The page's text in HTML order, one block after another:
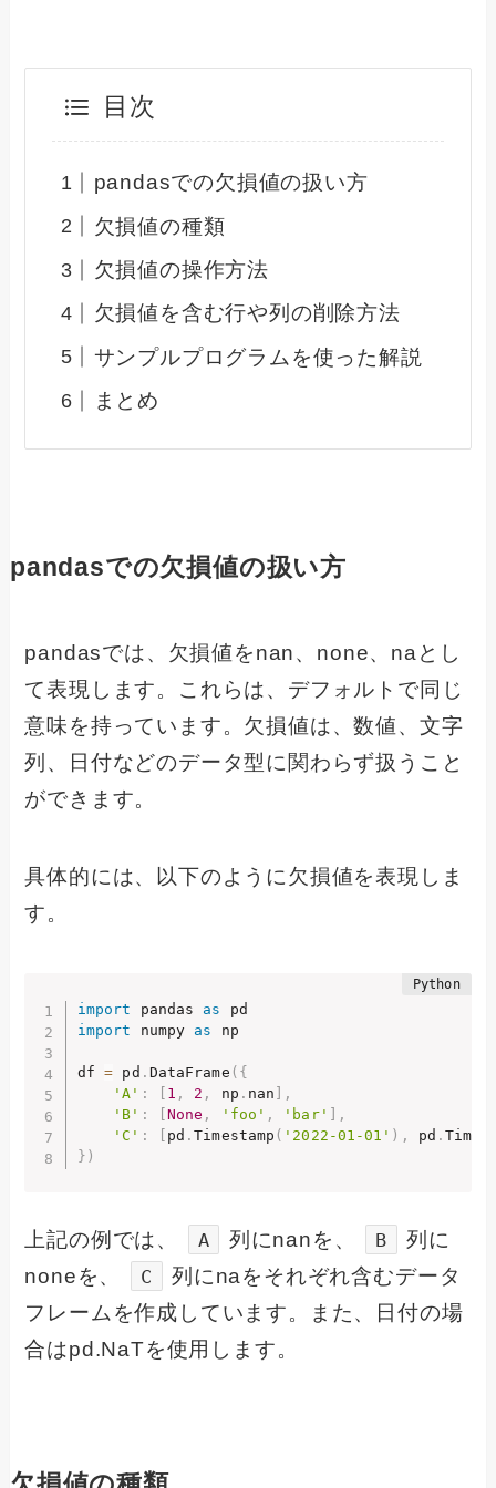
目次
pandasでの欠損値の扱い方
欠損値の種類
欠損値の操作方法
欠損値を含む行や列の削除方法
サンプルプログラムを使った解説
まとめ
pandasでの欠損値の扱い方
pandasでは、欠損値をnan、none、naとし
て表現します。これらは、デフォルトで同じ
意味を持っています。欠損値は、数値、文字
列、日付などのデータ型に関わらず扱うこと
ができます。
具体的には、以下のように欠損値を表現しま
す。
import pandas as
import numpy as np
df = pd . DataFrame ( {
'A' : 1 , 2 , np . nan
,
'B' : None , 'foo' , 'bar'
,
'C' : pd .Timestamp ( '2022-01-01' ) , pd .
} )
上記の例では、 A 列にnanを、 B
列に
noneを、
C
列にnaをそれぞれ含むデータ
フレームを作成しています。また、日付の場
合はpd.NaTを使用します。